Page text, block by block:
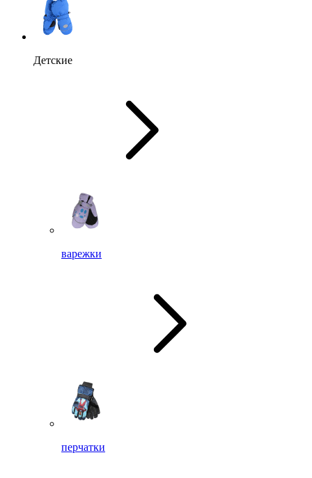
Детские
варежки
перчатки